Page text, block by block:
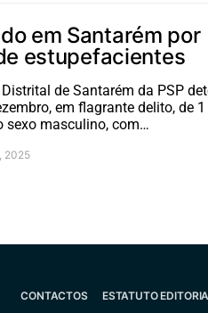
em Santarém por
estupefacientes
de Santarém da PSP
em flagrante delito, de
sexo masculino, com…
2025
CONTACTOS ESTATUTO